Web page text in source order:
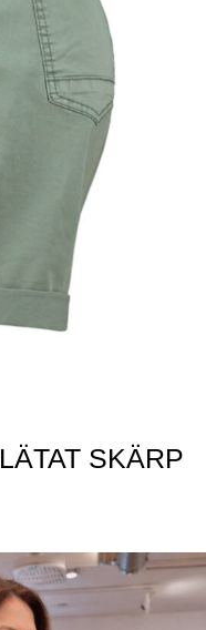
SKÄRP